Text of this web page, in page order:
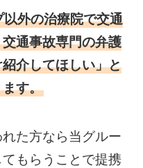
外の治療院で交通
通事故専門の弁護
介してほしい」と
す。
た方なら当グルー
もらうことで提携